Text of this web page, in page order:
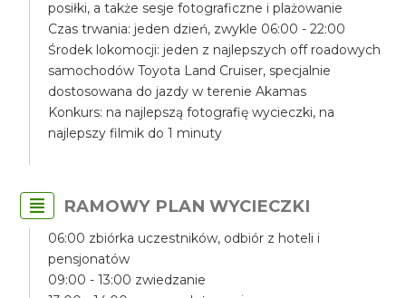
posiłki, a także sesje fotograficzne i plażowanie
Czas trwania: jeden dzień, zwykle 06:00 - 22:00
Środek lokomocji: jeden z najlepszych off roadowych
samochodów Toyota Land Cruiser, specjalnie
dostosowana do jazdy w terenie Akamas
Konkurs: na najlepszą fotografię wycieczki, na
najlepszy filmik do 1 minuty
RAMOWY PLAN WYCIECZKI
06:00 zbiórka uczestników, odbiór z hoteli i
pensjonatów
09:00 - 13:00 zwiedzanie